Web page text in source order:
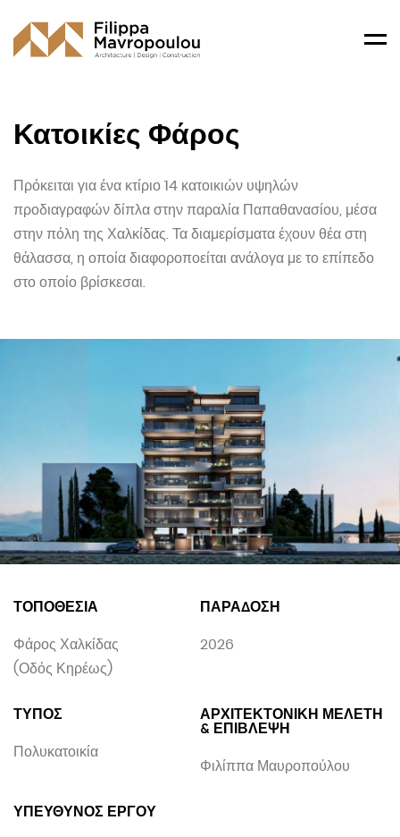
Κατοικίες Φάρος
Πρόκειται για ένα κτίριο 14 κατοικιών υψηλών
προδιαγραφών δίπλα στην παραλία Παπαθανασίου, μέσα
στην πόλη της Χαλκίδας. Τα διαμερίσματα έχουν θέα στη
θάλασσα, η οποία διαφοροποείται ανάλογα με το επίπεδο
στο οποίο βρίσκεσαι.
ΤΟΠΟΘΕΣΙΑ
Φάρος Χαλκίδας
(Οδός Κηρέως)
ΠΑΡΑΔΟΣΗ
2026
ΤΥΠΟΣ
Πολυκατοικία
ΑΡΧΙΤΕΚΤΟΝΙΚΗ ΜΕΛΕΤΗ
& ΕΠΙΒΛΕΨΗ
Φιλίππα Μαυροπούλου
ΥΠΕΥΘΥΝΟΣ ΕΡΓΟΥ